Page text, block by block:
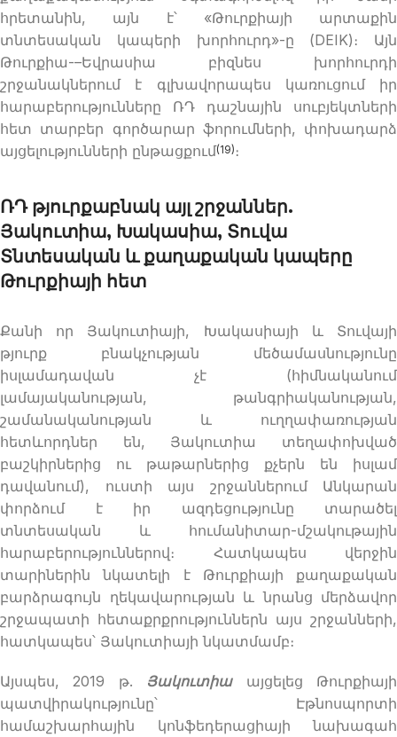
հրետանին, այն է՝ «Թուրքիայի արտաքին
տնտեսական կապերի խորհուրդ»-ը (DEIK)։ Այն
Թուրքիա-–Եվրասիա բիզնես խորհուրդի
շրջանակներում է գլխավորապես կառուցում իր
հարաբերությունները ՌԴ դաշնային սուբյեկտների
հետ տարբեր գործարար ֆորումների, փոխադարձ
այցելությունների ընթացքում(19) ։
ՌԴ թյուրքաբնակ այլ շրջաններ.
Յակուտիա, Խակասիա, Տուվա
Տնտեսական և քաղաքական կապերը
Թուրքիայի հետ
Քանի որ Յակուտիայի, Խակասիայի և Տուվայի
թյուրք բնակչության մեծամասնությունը
իսլամադավան չէ (հիմնականում
լամայականության, թանգրիականության,
շամանականության և ուղղափառության
հետևորդներ են, Յակուտիա տեղափոխված
բաշկիրներից ու թաթարներից քչերն են իսլամ
դավանում), ուստի այս շրջաններում Անկարան
փորձում է իր ազդեցությունը տարածել
տնտեսական և հումանիտար-մշակութային
հարաբերություններով։ Հատկապես վերջին
տարիներին նկատելի է Թուրքիայի քաղաքական
բարձրագույն ղեկավարության և նրանց մերձավոր
շրջապատի հետաքրքրություններն այս շրջանների,
հատկապես՝ Յակուտիայի նկատմամբ։
Այսպես, 2019 թ. Յակուտիաայցելեց Թուրքիայի
պատվիրակությունը՝ Էթնոսպորտի
համաշխարհային կոնֆեդերացիայի նախագահ